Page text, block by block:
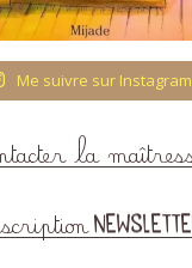
Me suivre sur Instagram